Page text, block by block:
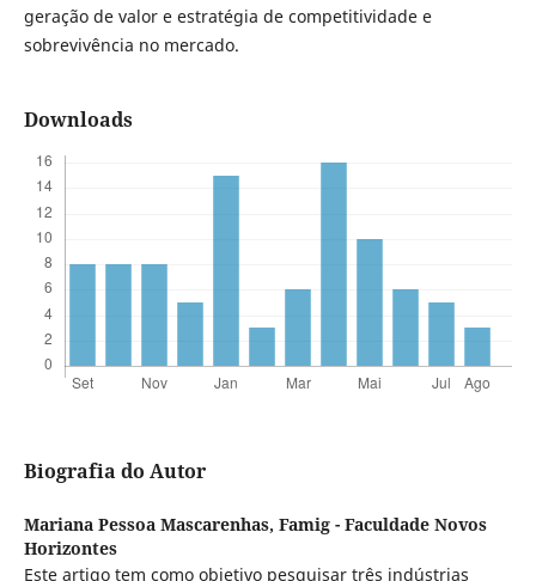
geração de valor e estratégia de competitividade e
sobrevivência no mercado.
Downloads
Biografia do Autor
Mariana Pessoa Mascarenhas, Famig - Faculdade Novos
Horizontes
Este artigo tem como objetivo pesquisar três indústrias